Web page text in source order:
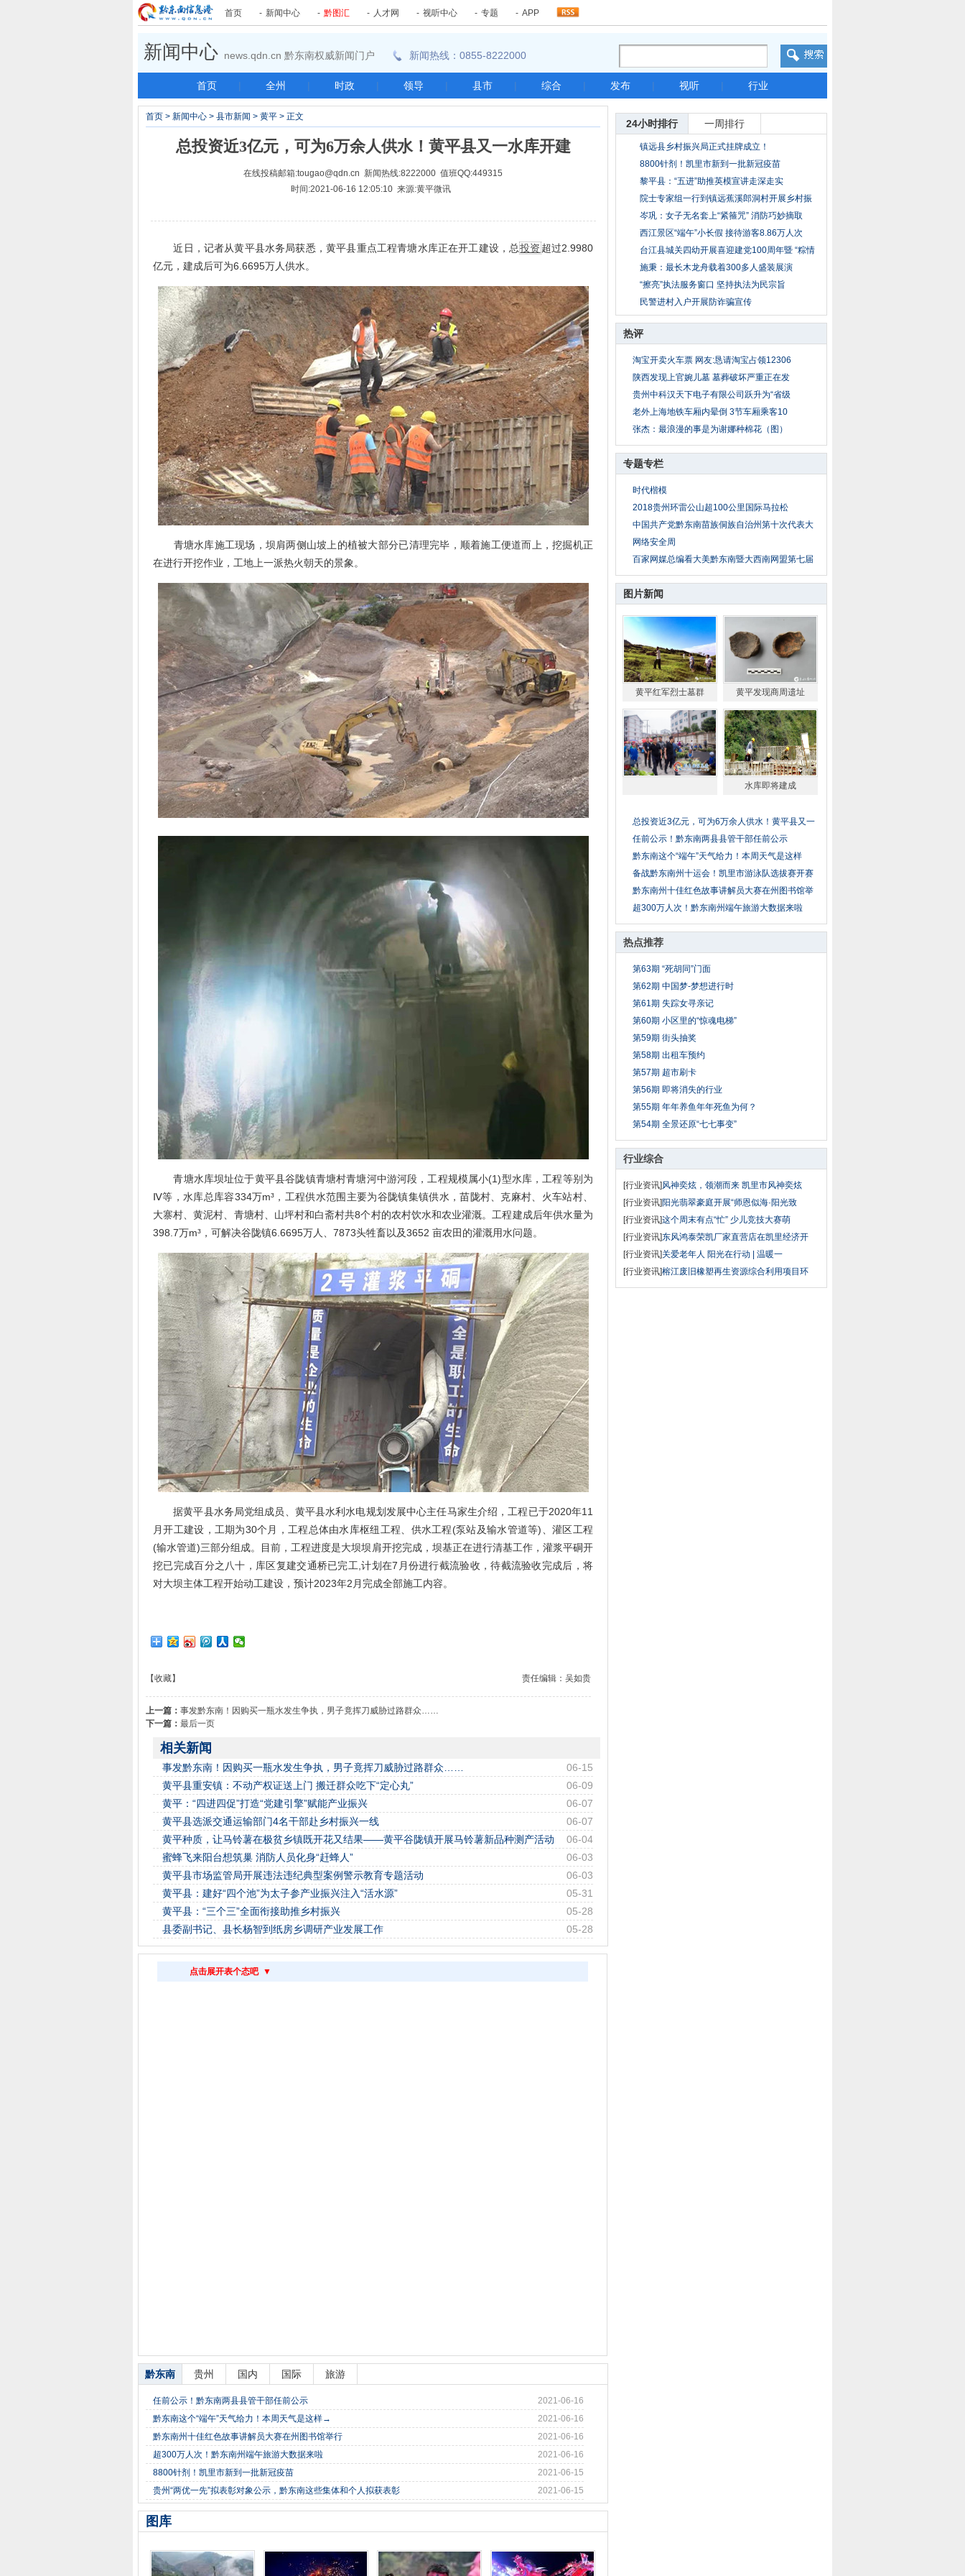
首页 - 新闻中心 - 黔图汇 - 人才网 - 视听中心 - 专题 - APP
新闻中心 news.qdn.cn 黔东南权威新闻门户 新闻热线：0855-8222000
首页 | 全州 | 时政 | 领导 | 县市 | 综合 | 发布 | 视听 | 行业
24小时排行 一周排行
镇远县乡村振兴局正式挂牌成立！
8800针剂！凯里市新到一批新冠疫苗
黎平县：“五进”助推英模宣讲走深走实
院士专家组一行到镇远蕉溪郎洞村开展乡村振
兴调
岑巩：女子无名套上“紧箍咒” 消防巧妙摘取
西江景区“端午”小长假 接待游客8.86万人次
台江县城关四幼开展喜迎建党100周年暨 “粽情
施秉：最长木龙舟载着300多人盛装展演
“擦亮”执法服务窗口 坚持执法为民宗旨
民警进村入户开展防诈骗宣传
热评
淘宝开卖火车票 网友:恳请淘宝占领12306
陕西发现上官婉儿墓 墓葬破坏严重正在发
贵州中科汉天下电子有限公司跃升为“省级
老外上海地铁车厢内晕倒 3节车厢乘客10
张杰：最浪漫的事是为谢娜种棉花（图）
专题专栏
时代楷模
2018贵州环雷公山超100公里国际马拉松
中国共产党黔东南苗族侗族自治州第十次代表大
网络安全周
百家网媒总编看大美黔东南暨大西南网盟第七届
图片新闻
黄平红军烈士墓群 黄平发现商周遗址
水库即将建成
总投资近3亿元，可为6万余人供水！黄平县又一
任前公示！黔东南两县县管干部任前公示
黔东南这个“端午”天气给力！本周天气是这样
备战黔东南州十运会！凯里市游泳队选拔赛开赛
黔东南州十佳红色故事讲解员大赛在州图书馆举
超300万人次！黔东南州端午旅游大数据来啦
热点推荐
第63期 “死胡同”门面
第62期 中国梦-梦想进行时
第61期 失踪女寻亲记
第60期 小区里的“惊魂电梯”
第59期 街头抽奖
第58期 出租车预约
第57期 超市刷卡
第56期 即将消失的行业
第55期 年年养鱼年年死鱼为何？
第54期 全景还原“七七事变”
行业综合
[行业资讯]风神奕炫，领潮而来 凯里市风神奕炫
[行业资讯]阳光翡翠豪庭开展“师恩似海·阳光致
[行业资讯]这个周末有点“忙” 少儿竞技大赛萌
[行业资讯]东风鸿泰荣凯厂家直营店在凯里经济开
[行业资讯]关爱老年人 阳光在行动 | 温暖一
[行业资讯]榕江废旧橡塑再生资源综合利用项目环
首页 > 新闻中心 > 县市新闻 > 黄平 > 正文
总投资近3亿元，可为6万余人供水！黄平县又一水库开建
在线投稿邮箱:tougao@qdn.cn 新闻热线:8222000 值班QQ:449315
时间:2021-06-16 12:05:10 来源:黄平微讯
近日，记者从黄平县水务局获悉，黄平县重点工程青塘水库正在开工建设，总投资超过2.9980
亿元，建成后可为6.6695万人供水。
青塘水库施工现场，坝肩两侧山坡上的植被大部分已清理完毕，顺着施工便道而上，挖掘机正
在进行开挖作业，工地上一派热火朝天的景象。
青塘水库坝址位于黄平县谷陇镇青塘村青塘河中游河段，工程规模属小(1)型水库，工程等别为
Ⅳ等，水库总库容334万m³，工程供水范围主要为谷陇镇集镇供水，苗陇村、克麻村、火车站村、
大寨村、黄泥村、青塘村、山坪村和白斋村共8个村的农村饮水和农业灌溉。工程建成后年供水量为
398.7万m³，可解决谷陇镇6.6695万人、7873头牲畜以及3652 亩农田的灌溉用水问题。
据黄平县水务局党组成员、黄平县水利水电规划发展中心主任马家生介绍，工程已于2020年11
月开工建设，工期为30个月，工程总体由水库枢纽工程、供水工程(泵站及输水管道等)、灌区工程
(输水管道)三部分组成。目前，工程进度是大坝坝肩开挖完成，坝基正在进行清基工作，灌浆平硐开
挖已完成百分之八十，库区复建交通桥已完工,计划在7月份进行截流验收，待截流验收完成后，将
对大坝主体工程开始动工建设，预计2023年2月完成全部施工内容。
责任编辑：吴如贵
【收藏】
上一篇： 事发黔东南！因购买一瓶水发生争执，男子竟挥刀威胁过路群众……
下一篇： 最后一页
相关新闻
06-15
事发黔东南！因购买一瓶水发生争执，男子竟挥刀威胁过路群众……
06-09
黄平县重安镇：不动产权证送上门 搬迁群众吃下“定心丸”
06-07
黄平：“四进四促”打造“党建引擎”赋能产业振兴
06-07
黄平县选派交通运输部门4名干部赴乡村振兴一线
06-04
黄平种质，让马铃薯在极贫乡镇既开花又结果——黄平谷陇镇开展马铃薯新品种测产活动
06-03
蜜蜂飞来阳台想筑巢 消防人员化身“赶蜂人”
06-03
黄平县市场监管局开展违法违纪典型案例警示教育专题活动
05-31
黄平县：建好“四个池”为太子参产业振兴注入“活水源”
05-28
黄平县：“三个三”全面衔接助推乡村振兴
05-28
县委副书记、县长杨智到纸房乡调研产业发展工作
点击展开表个态吧 ▼
黔东南 贵州 国内 国际 旅游
2021-06-16
任前公示！黔东南两县县管干部任前公示
2021-06-16
黔东南这个“端午”天气给力！本周天气是这样→
2021-06-16
黔东南州十佳红色故事讲解员大赛在州图书馆举行
2021-06-16
超300万人次！黔东南州端午旅游大数据来啦
2021-06-15
8800针剂！凯里市新到一批新冠疫苗
2021-06-15
贵州“两优一先”拟表彰对象公示，黔东南这些集体和个人拟获表彰
图库